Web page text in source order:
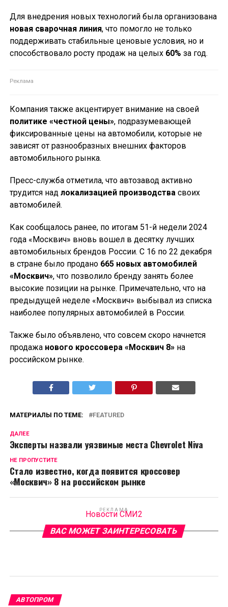
Для внедрения новых технологий была организована
новая сварочная линия, что помогло не только
поддерживать стабильные ценовые условия, но и
способствовало росту продаж на целых 60% за год.
Компания также акцентирует внимание на своей
политике «честной цены», подразумевающей
фиксированные цены на автомобили, которые не
зависят от разнообразных внешних факторов
автомобильного рынка.
Пресс-служба отметила, что автозавод активно
трудится над локализацией производствасвоих
автомобилей.
Как сообщалось ранее, по итогам 51-й недели 2024
года «Москвич» вновь вошел в десятку лучших
автомобильных брендов России. С 16 по 22 декабря
в стране было продано 665 новых автомобилей
«Москвич», что позволило бренду занять более
высокие позиции на рынке. Примечательно, что на
предыдущей неделе «Москвич» выбывал из списка
наиболее популярных автомобилей в России.
Также было объявлено, что совсем скоро начнется
продажа нового кроссовера «Москвич 8»на
российском рынке.
МАТЕРИАЛЫ ПО ТЕМЕ: FEATURED
ДАЛЕЕ
Эксперты назвали уязвимые места Chevrolet Niva
НЕ ПРОПУСТИТЕ
Стало известно, когда появится кроссовер
«Москвич» 8 на российском рынке
РЕКЛАМА
Новости СМИ2
ВАС МОЖЕТ ЗАИНТЕРЕСОВАТЬ
АВТОПРОМ